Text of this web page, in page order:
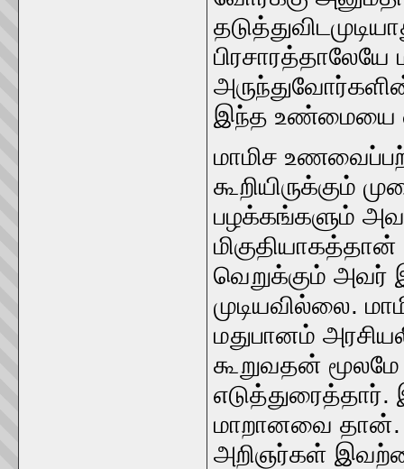
பிரசாரத்தாலேயே
இந்த உண்மையை
மாமிச
பழக்கங்களும்‌
வெறுக்கும்‌
முடியவில்லை.
மதுபானம்‌
கூறுவதன்‌
மாறானவை தான்‌.
அறிஞர்கள்‌